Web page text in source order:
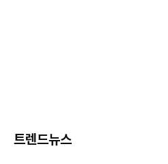
트렌드뉴스